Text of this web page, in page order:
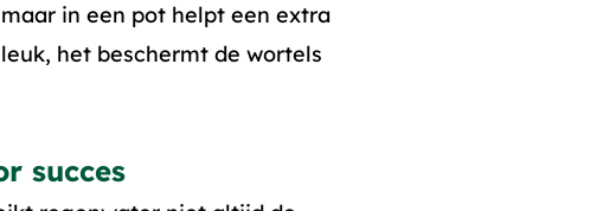
in een pot helpt een extra
het beschermt de wortels
succes